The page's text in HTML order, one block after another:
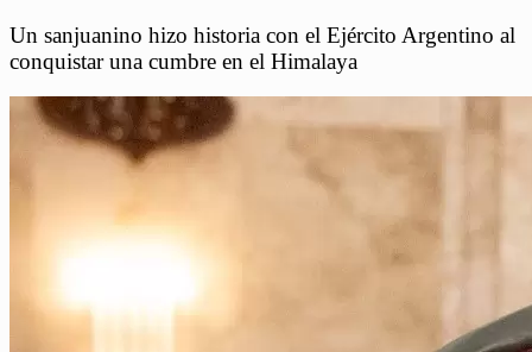
Un sanjuanino hizo historia con el Ejército Argentino al
conquistar una cumbre en el Himalaya